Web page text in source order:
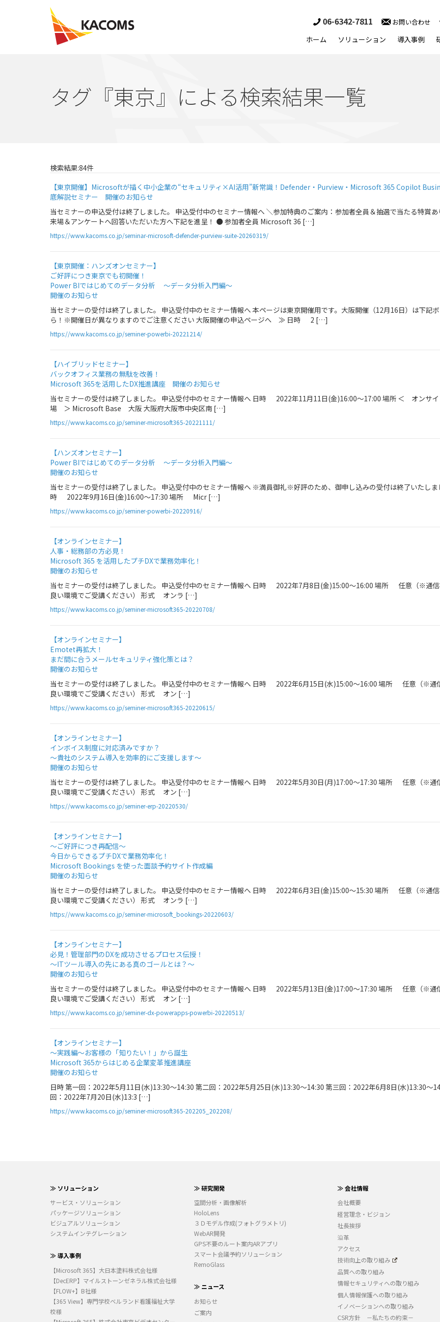
ホーム ソリューション 導入事例
06-6342-7811 お問い合わせ
タグ『東京』による検索結果一覧
検索結果:84件
【東京開催】Microsoftが描く中小企業の“セキュリティ×AI活用”新常識！Defender・Purview・Microsoft 365 Copilot
底解説セミナー 開催のお知らせ
当セミナーの申込受付は終了しました。 申込受付中のセミナー情報へ ＼参加特典のご案内：参加者全員＆抽選で当たる特賞
来場＆アンケートへ回答いただいた方へ下記を進呈！ ● 参加者全員 Microsoft 36 […]
https://www.kacoms.co.jp/seminar-microsoft-defender-purview-suite-20260319/
【東京開催：ハンズオンセミナー】
ご好評につき東京でも初開催！
Power BIではじめてのデータ分析 ～データ分析入門編～
開催のお知らせ
当セミナーの受付は終了しました。 申込受付中のセミナー情報へ 本ページは東京開催用です。大阪開催（12月16日）は下記
ら！※開催日が異なりますのでご注意ください 大阪開催の申込ページへ ≫ 日時 2 […]
https://www.kacoms.co.jp/seminer-powerbi-20221214/
【ハイブリッドセミナー】
バックオフィス業務の無駄を改善！
Microsoft 365を活用したDX推進講座 開催のお知らせ
当セミナーの受付は終了しました。 申込受付中のセミナー情報へ 日時 2022年11月11日(金)16:00～17:00 場所 ＜ オンサ
場 ＞ Microsoft Base 大阪 大阪府大阪市中央区南 […]
https://www.kacoms.co.jp/seminer-microsoft365-20221111/
【ハンズオンセミナー】
Power BIではじめてのデータ分析 ～データ分析入門編～
開催のお知らせ
当セミナーの受付は終了しました。 申込受付中のセミナー情報へ ※満員御礼※好評のため、御申し込みの受付は終了いたしま
時 2022年9月16日(金)16:00～17:30 場所 Micr […]
https://www.kacoms.co.jp/seminer-powerbi-20220916/
【オンラインセミナー】
人事・総務部の方必見！
Microsoft 365 を活用したプチDXで業務効率化！
開催のお知らせ
当セミナーの受付は終了しました。 申込受付中のセミナー情報へ 日時 2022年7月8日(金)15:00～16:00 場所 任意（※通
良い環境でご受講ください） 形式 オンラ […]
https://www.kacoms.co.jp/seminer-microsoft365-20220708/
【オンラインセミナー】
Emotet再拡大！
まだ間に合うメールセキュリティ強化策とは？
開催のお知らせ
当セミナーの受付は終了しました。 申込受付中のセミナー情報へ 日時 2022年6月15日(水)15:00～16:00 場所 任意（※通
良い環境でご受講ください） 形式 オン […]
https://www.kacoms.co.jp/seminer-microsoft365-20220615/
【オンラインセミナー】
インボイス制度に対応済みですか？
～貴社のシステム導入を効率的にご支援します～
開催のお知らせ
当セミナーの受付は終了しました。 申込受付中のセミナー情報へ 日時 2022年5月30日(月)17:00～17:30 場所 任意（※通
良い環境でご受講ください） 形式 オン […]
https://www.kacoms.co.jp/seminer-erp-20220530/
【オンラインセミナー】
～ご好評につき再配信～
今日からできるプチDXで業務効率化！
Microsoft Bookings を使った面談予約サイト作成編
開催のお知らせ
当セミナーの受付は終了しました。 申込受付中のセミナー情報へ 日時 2022年6月3日(金)15:00～15:30 場所 任意（※通
良い環境でご受講ください） 形式 オンラ […]
https://www.kacoms.co.jp/seminer-microsoft_bookings-20220603/
【オンラインセミナー】
必見！管理部門のDXを成功させるプロセス伝授！
～ITツール導入の先にある真のゴールとは？～
開催のお知らせ
当セミナーの受付は終了しました。 申込受付中のセミナー情報へ 日時 2022年5月13日(金)17:00～17:30 場所 任意（※通
良い環境でご受講ください） 形式 オン […]
https://www.kacoms.co.jp/seminer-dx-powerapps-powerbi-20220513/
【オンラインセミナー】
～実践編～お客様の「知りたい！」から誕生
Microsoft 365からはじめる企業変革推進講座
開催のお知らせ
日時 第一回：2022年5月11日(水)13:30～14:30 第二回：2022年5月25日(水)13:30～14:30 第三回：2022年6月8日(水)13:30～
回：2022年7月20日(水)13:3 […]
https://www.kacoms.co.jp/seminer-microsoft365-202205_202208/
≫ ソリューション
サービス・ソリューション
パッケージソリューション
ビジュアルソリューション
システムインテグレーション
≫ 導入事例
【Microsoft 365】大日本塗料株式会社様
【DecERP】マイルストーンゼネラル株式会社様
【FLOW+】B社様
【365 View】専門学校ベルランド看護福祉大学
校様
≫ 研究開発
空間分析・画像解析
HoloLens
３Ｄモデル作成(フォトグラメトリ)
WebAR開発
GPS不要のルート案内ARアプリ
スマート会議予約ソリューション
RemoGlass
≫ ニュース
お知らせ
ご案内
≫ 会社情報
会社概要
経営理念・ビジョン
社長挨拶
沿革
アクセス
技術向上の取り組み
品質への取り組み
情報セキュリティへの取り組み
個人情報保護への取り組み
イノベーションへの取り組み
CSR方針 －私たちの約束－